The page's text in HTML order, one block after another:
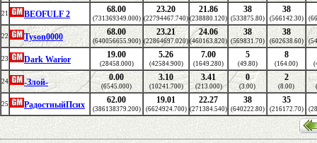
21 BEOFULF 2 68.00
(731369349.000)
23.20
(22794467.740)
21.86
(238880.120)
38
(533875.80)
38
(566142.30)
22 Tyson0000 68.00
(640056655.900)
23.21
(22864697.020)
24.06
(460163.820)
38
(569831.70)
38
(602638.60)
23 Dark Warior 19.00
(28458.000)
5.26
(42584.900)
7.00
(1649.280)
5
(49.80)
8
(164.00)
24 -Злой- 0.00
(6545.000)
3.10
(10241.700)
3.41
(213.000)
0
(3.00)
2
(8.00)
25 РадостныйПсих 62.00
(386138379.200)
19.01
(6624924.700)
22.27
(271384.540)
38
(640222.80)
35
(216172.70)